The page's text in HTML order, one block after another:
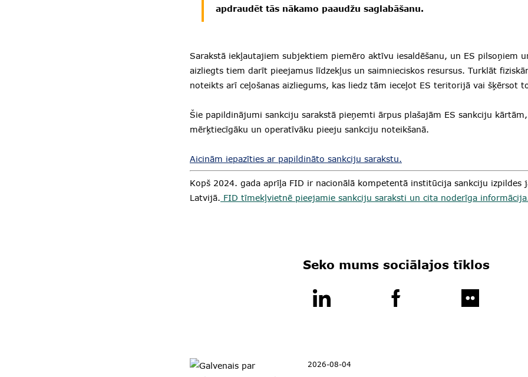
apdraudēt tās nākamo paaudžu saglabāšanu.
Sarakstā iekļautajiem subjektiem piemēro aktīvu iesaldēšanu, un ES pilsoņiem
aizliegts tiem darīt pieejamus līdzekļus un saimnieciskos resursus. Turklāt
noteikts arī ceļošanas aizliegums, kas liedz tām ieceļot ES teritorijā vai šķērsot
Šie papildinājumi sankciju sarakstā pieņemti ārpus plašajām ES sankciju
mērķtiecīgāku un operatīvāku pieeju sankciju noteikšanā.
Aicinām iepazīties ar papildināto sankciju sarakstu.
Kopš 2024. gada aprīļa FID ir nacionālā kompetentā institūcija sankciju izpildes
Latvijā. FID tīmekļvietnē pieejamie sankciju saraksti un cita noderīga
Seko mums sociālajos tīklos
2026-08-04